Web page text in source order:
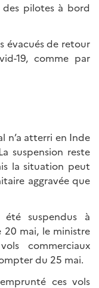
des pilotes à bord
évacués de retour
19, comme par
n’a atterri en Inde
suspension reste
la situation peut
aggravée que
suspendus à
20 mai, le ministre
commerciaux
du 25 mai.
ces vols